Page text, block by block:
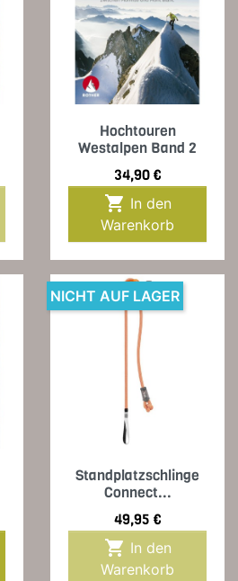
Hochtouren
Westalpen Band 2
Preis
34,90 €

Warenkorb
Standplatzschlinge
Connect...
Preis
49,95 €

Warenkorb
NICHT AUF LAGER